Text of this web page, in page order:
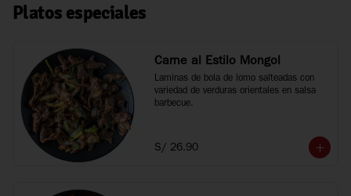
Platos especiales
Carne al Estilo Mongol
Laminas de bola de lomo salteadas con
variedad de verduras orientales en salsa
barbecue.
S/ 26.90